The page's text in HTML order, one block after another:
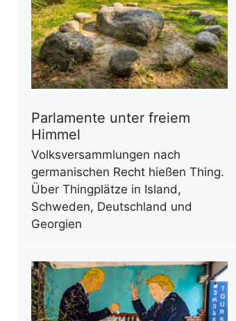
Parlamente unter freiem
Himmel
Volksversammlungen nach
germanischen Recht hießen Thing.
Über Thingplätze in Island,
Schweden, Deutschland und
Georgien